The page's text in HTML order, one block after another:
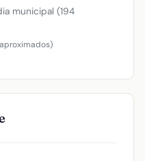
municipal (194